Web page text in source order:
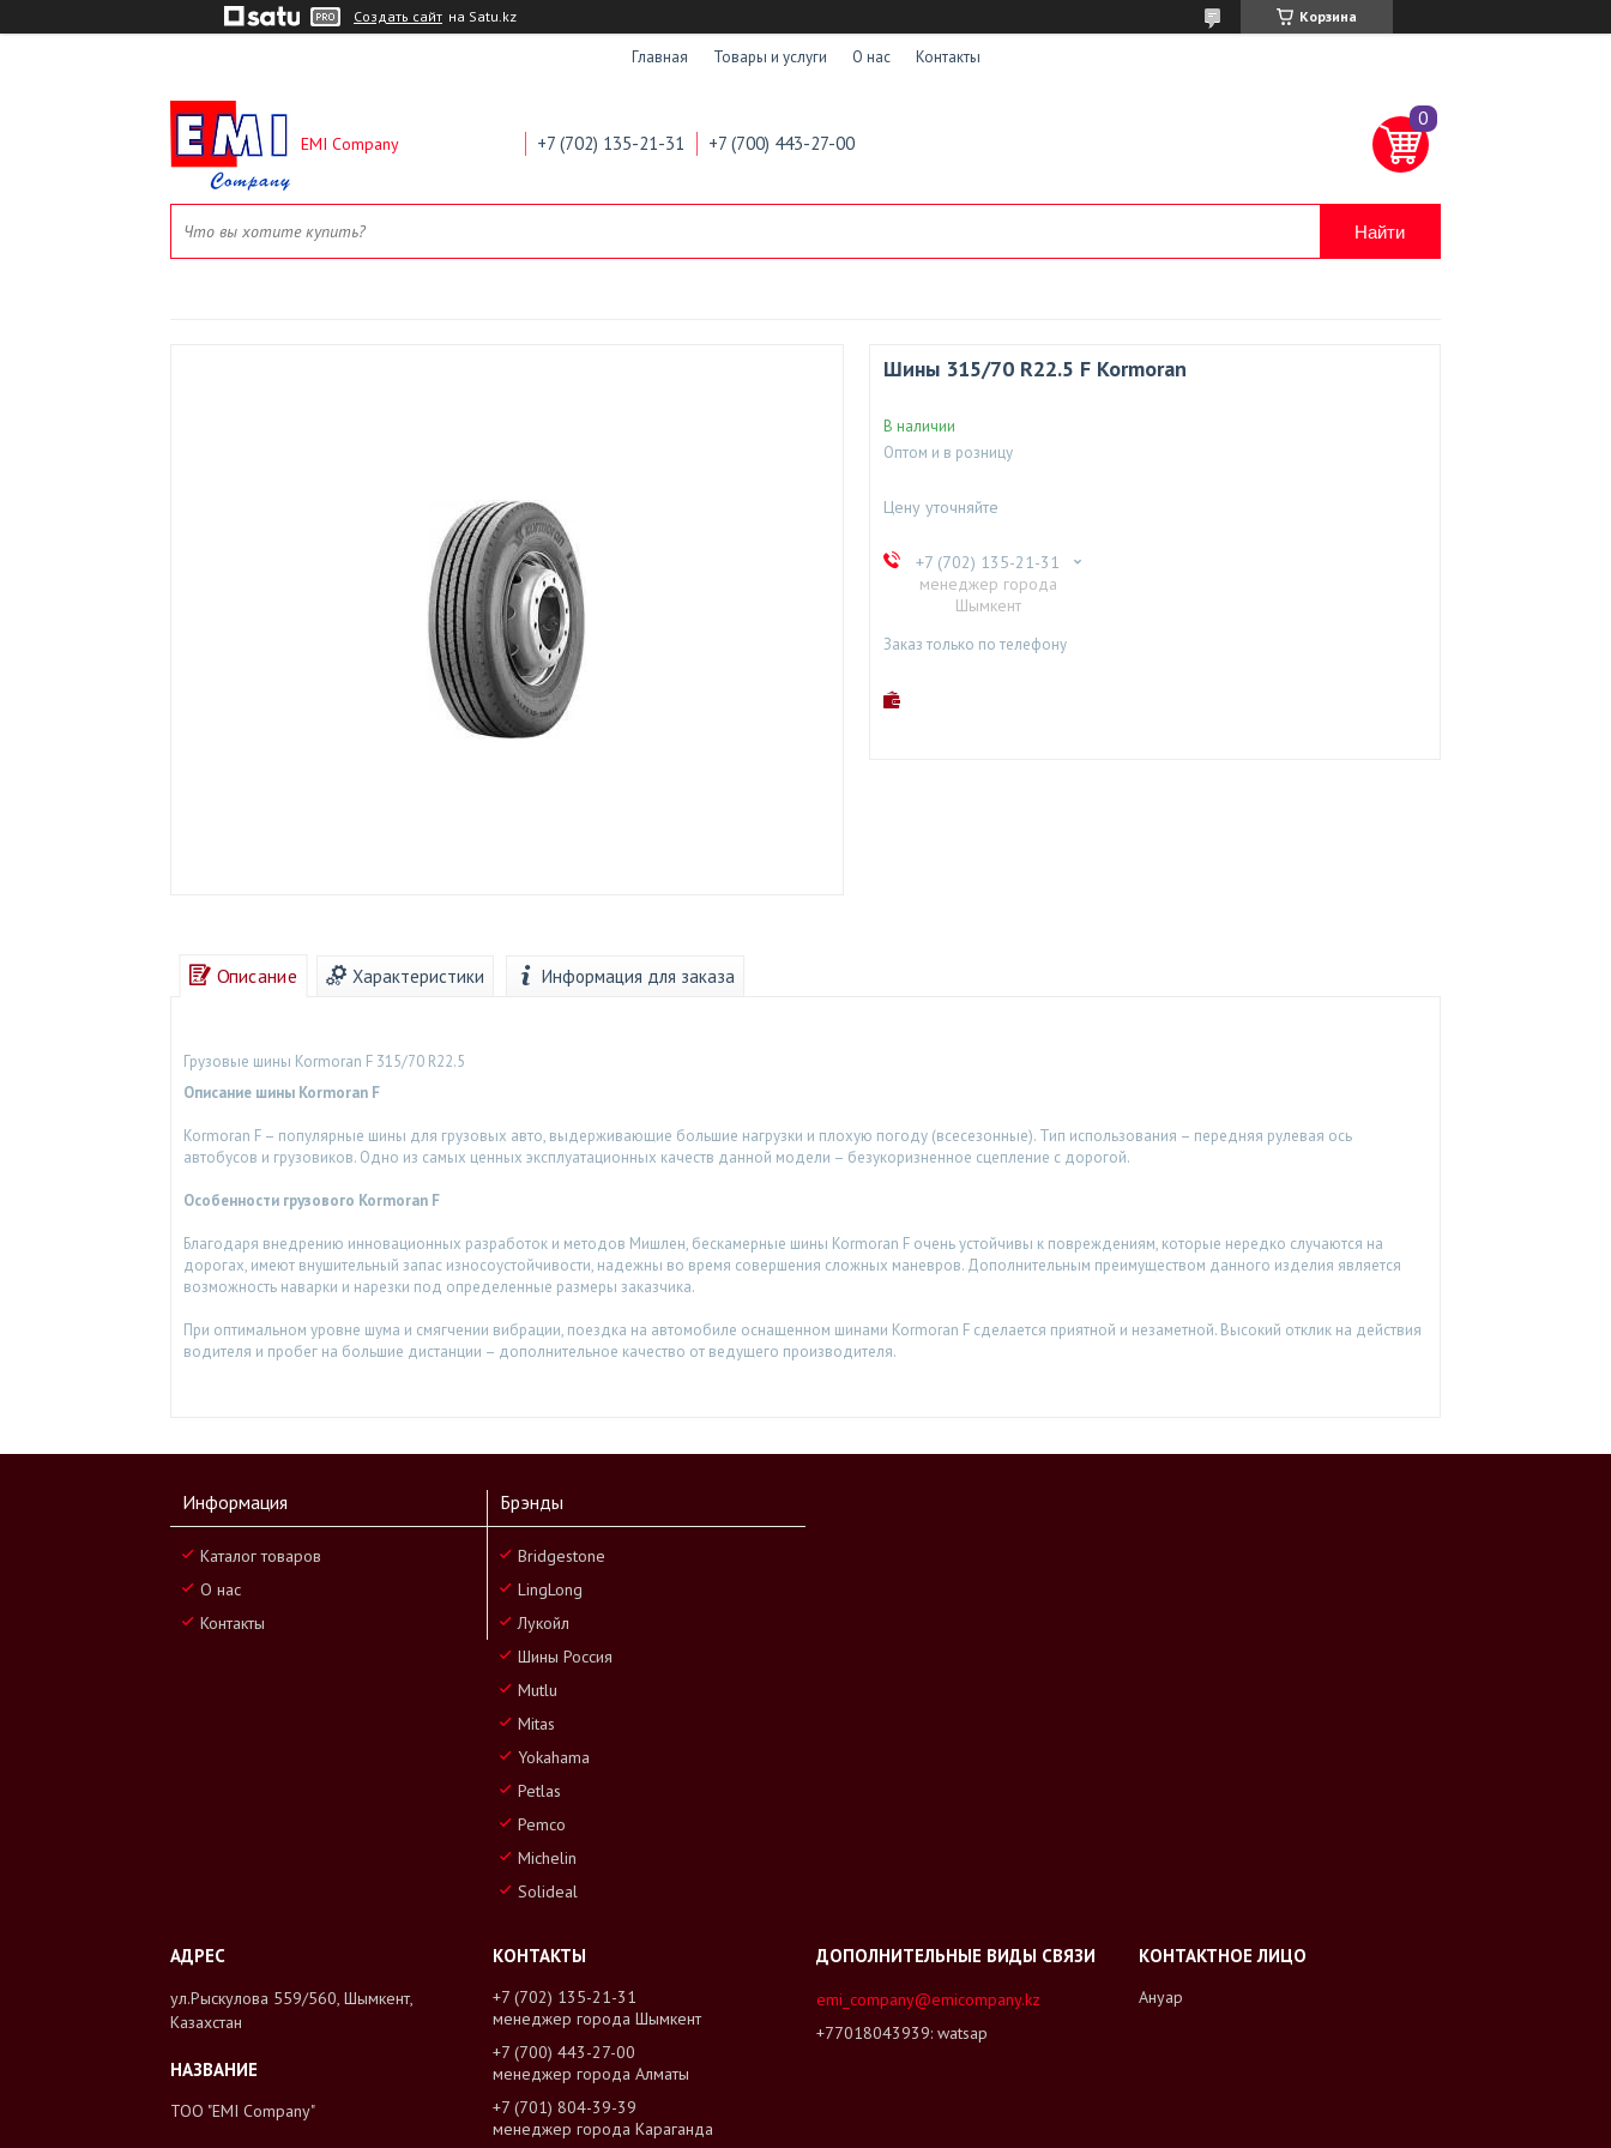
Создать сайт на Satu.kz Корзина
Главная Товары и услуги О нас Контакты
EMI Company +7 (702) 135-21-31 +7 (700) 443-27-00
Найти
Шины 315/70 R22.5 F Kormoran
В наличии
Оптом и в розницу
Цену уточняйте
+7 (702) 135-21-31
менеджер города
Шымкент
Заказ только по телефону
Описание Характеристики Информация для заказа
Грузовые шины Kormoran F 315/70 R22.5
Описание шины Kormoran F
Kormoran F – популярные шины для грузовых авто, выдерживающие большие нагрузки и плохую погоду (всесезонные). Тип использования – передняя рулевая ось
автобусов и грузовиков. Одно из самых ценных эксплуатационных качеств данной модели – безукоризненное сцепление с дорогой.
Особенности грузового Kormoran F
Благодаря внедрению инновационных разработок и методов Мишлен, бескамерные шины Kormoran F очень устойчивы к повреждениям, которые нередко случаются на
дорогах, имеют внушительный запас износоустойчивости, надежны во время совершения сложных маневров. Дополнительным преимуществом данного изделия является
возможность наварки и нарезки под определенные размеры заказчика.
При оптимальном уровне шума и смягчении вибрации, поездка на автомобиле оснащенном шинами Kormoran F сделается приятной и незаметной. Высокий отклик на действия
водителя и пробег на большие дистанции – дополнительное качество от ведущего производителя.
Информация
Каталог товаров
О нас
Контакты
Брэнды
Bridgestone
LingLong
Лукойл
Шины Россия
Mutlu
Mitas
Yokahama
Petlas
Pemco
Michelin
Solideal
ул.Рыскулова 559/560, Шымкент,
Казахстан
ТОО "EMI Company"
+7 (702) 135-21-31
менеджер города Шымкент
+7 (700) 443-27-00
менеджер города Алматы
+7 (701) 804-39-39
менеджер города Караганда
emi_company@emicompany.kz
+77018043939 watsap
Ануар